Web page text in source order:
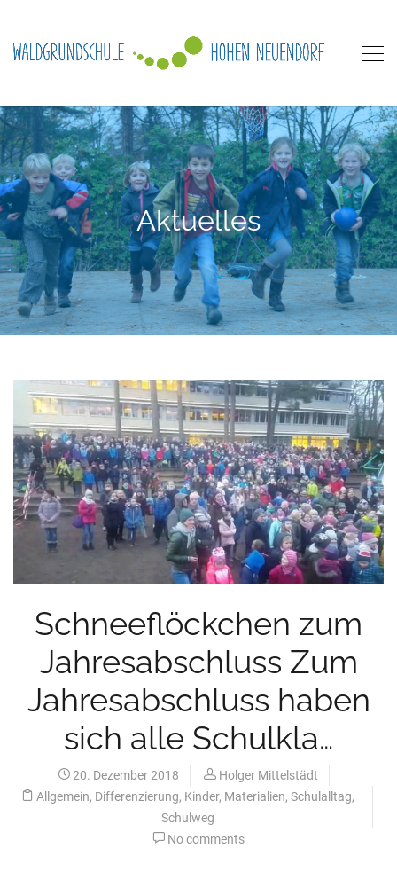
Aktuelles
Schneeflöckchen zum
Jahresabschluss Zum
Jahresabschluss haben
sich alle Schulkla…
20. Dezember 2018
Holger Mittelstädt
Allgemein, Differenzierung, Kinder, Materialien, Schulalltag,
Schulweg
No comments